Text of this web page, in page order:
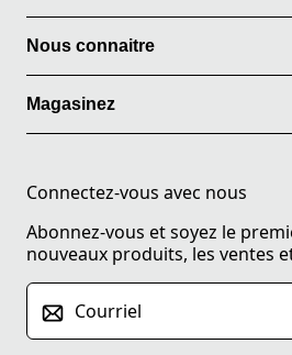
Nous connaitre
Magasinez
Connectez-vous avec nous
Abonnez-vous et soyez le
nouveaux produits, les ventes
Courriel